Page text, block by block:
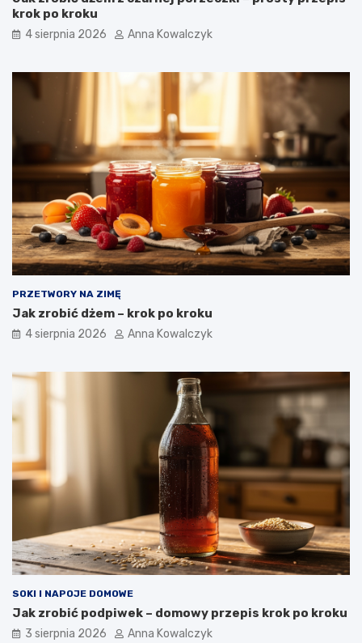
krok po kroku
4 sierpnia 2026 Anna Kowalczyk
PRZETWORY NA ZIMĘ
Jak zrobić dżem – krok po kroku
4 sierpnia 2026 Anna Kowalczyk
SOKI I NAPOJE DOMOWE
Jak zrobić podpiwek – domowy przepis krok po kroku
3 sierpnia 2026 Anna Kowalczyk